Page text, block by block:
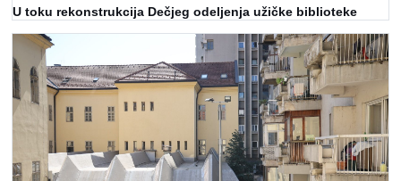
U toku rekonstrukcija Dečjeg odeljenja užičke biblioteke